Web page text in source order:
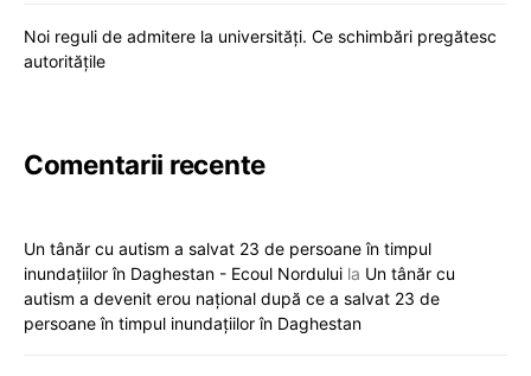
Noi reguli de admitere la universități. Ce schimbări pregătesc
autoritățile
Comentarii recente
Un tânăr cu autism a salvat 23 de persoane în timpul
inundațiilor în Daghestan - Ecoul Nordului la Un tânăr cu
autism a devenit erou național după ce a salvat 23 de
persoane în timpul inundațiilor în Daghestan